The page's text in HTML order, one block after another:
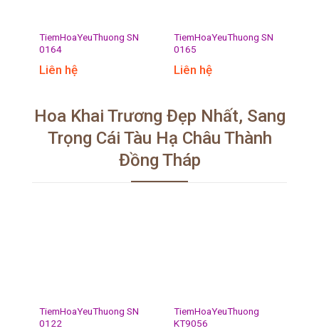
TiemHoaYeuThuong SN
0164
Liên hệ
TiemHoaYeuThuong SN
0165
Liên hệ
Hoa Khai Trương Đẹp Nhất, Sang
Trọng Cái Tàu Hạ Châu Thành
Đồng Tháp
TiemHoaYeuThuong SN
0122
TiemHoaYeuThuong
KT9056